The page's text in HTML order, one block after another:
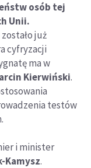
osób tej
Unii.
już
cyfryzacji
ma w
Kierwiński.
testów
i minister
Kamysz.